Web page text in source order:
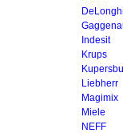
DeLonghi
Indesit
Krups
Liebherr
Magimix
Miele
NEFF